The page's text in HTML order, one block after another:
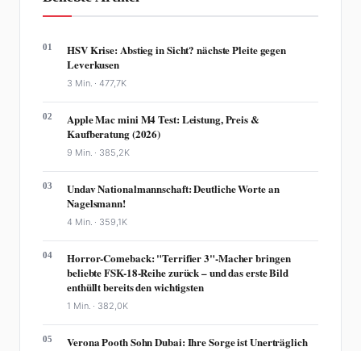
01
HSV Krise: Abstieg in Sicht? nächste Pleite gegen
Leverkusen
3 Min. ·477,7K
02
Apple Mac mini M4 Test: Leistung, Preis &
Kaufberatung (2026)
9 Min. · 385,2K
03
Undav Nationalmannschaft: Deutliche Worte an
Nagelsmann!
4 Min. · 359,1K
04
Horror-Comeback: "Terrifier 3"-Macher bringen
beliebte FSK-18-Reihe zurück – und das erste Bild
enthüllt bereits den wichtigsten
1 Min. · 382,0K
05 Verona Pooth Sohn Dubai: Ihre Sorge ist Unerträglich